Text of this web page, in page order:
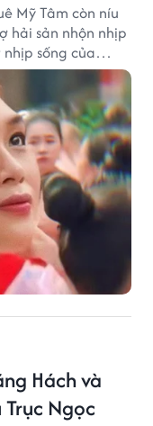
Mỹ Tâm còn níu
hải sản nhộn nhịp
sống của
Hách và
Ngọc